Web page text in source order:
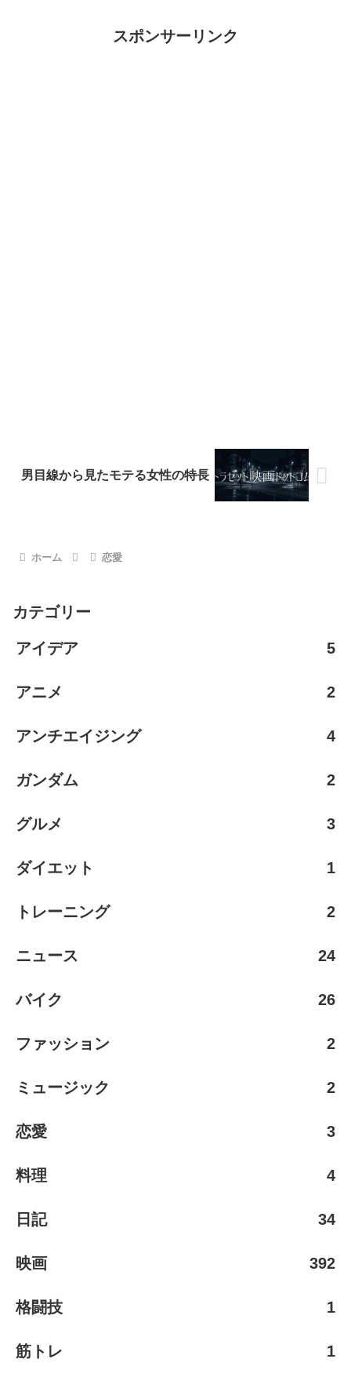
スポンサーリンク
男目線から見たモテる女性の特長
ホーム 恋愛
カテゴリー
アイデア 5
アニメ 2
アンチエイジング 4
ガンダム 2
グルメ 3
ダイエット 1
トレーニング 2
ニュース 24
バイク 26
ファッション 2
ミュージック 2
恋愛 3
料理 4
日記 34
映画 392
格闘技 1
筋トレ 1